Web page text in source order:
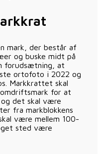
mark, der består af
og buske midt på
forudsætning, at
ortofoto i 2022 og
Markkrattet skal
for at
det skal være
fra markblokkens
være mellem 100-
sted være